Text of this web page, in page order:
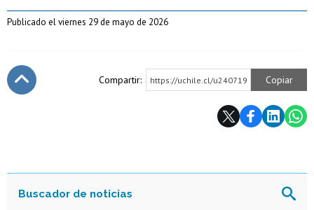
Publicado el viernes 29 de mayo de 2026
Compartir: https://uchile.cl/u240719 Copiar